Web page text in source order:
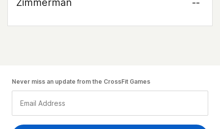
Zimmerman
--
Never miss an update from the CrossFit Games